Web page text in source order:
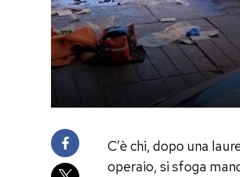
C’è chi, dopo una
operaio, si sfoga